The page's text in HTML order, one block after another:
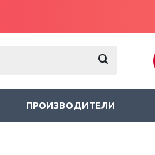
ПРОИЗВОДИТЕЛИ